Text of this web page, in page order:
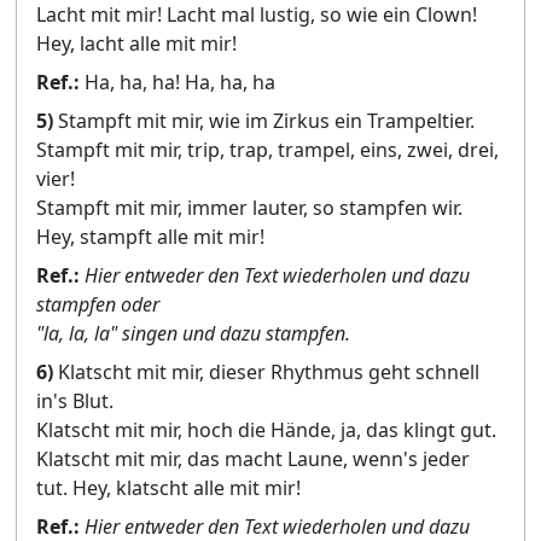
Lacht mit mir! Lacht mal lustig, so wie ein Clown!
Hey, lacht alle mit mir!
Ref.: Ha, ha, ha! Ha, ha, ha
5)Stampft mit mir, wie im Zirkus ein Trampeltier.
Stampft mit mir, trip, trap, trampel, eins, zwei, drei,
vier!
Stampft mit mir, immer lauter, so stampfen wir.
Hey, stampft alle mit mir!
Ref.: Hier entweder den Text wiederholen und dazu
stampfen oder
"la, la, la" singen und dazu stampfen.
6) Klatscht mit mir, dieser Rhythmus geht schnell
in's Blut.
Klatscht mit mir, hoch die Hände, ja, das klingt gut.
Klatscht mit mir, das macht Laune, wenn's jeder
tut. Hey, klatscht alle mit mir!
Ref.: Hier entweder den Text wiederholen und dazu